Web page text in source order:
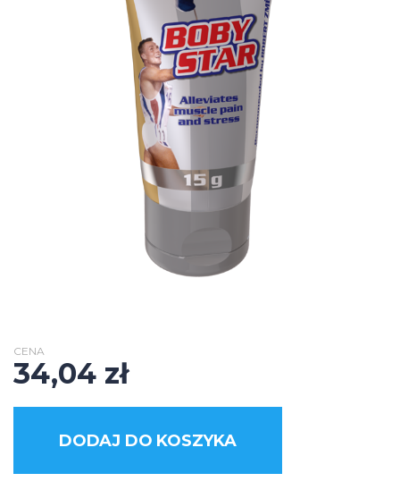
CENA
34,04 zł
DODAJ DO KOSZYKA